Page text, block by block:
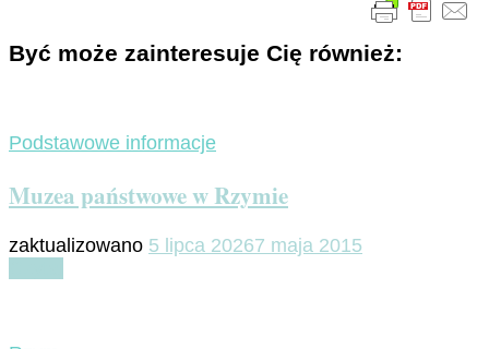
Być może zainteresuje Cię również:
Podstawowe informacje
Muzea państwowe w Rzymie
zaktualizowano 5 lipca 20267 maja 2015